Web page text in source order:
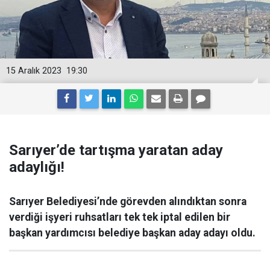
19:30
15 Aralık 2023
Sarıyer’de tartışma yaratan aday
adaylığı!
Sarıyer Belediyesi’nde görevden alındıktan sonra
verdiği işyeri ruhsatları tek tek iptal edilen bir
başkan yardımcısı belediye başkan aday adayı oldu.